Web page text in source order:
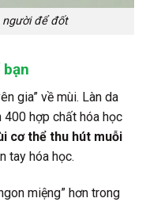
người để đốt
gia” về mùi. Làn da
hợp chất hóa học
cơ thể thu hút muỗi
tay hóa học.
miệng” hơn trong